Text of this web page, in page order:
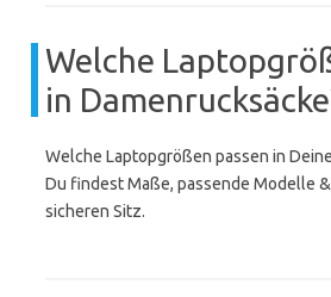
Welche
in
Welche Laptopgrößen passen in
Du findest Maße, passende Modelle
sicheren Sitz.